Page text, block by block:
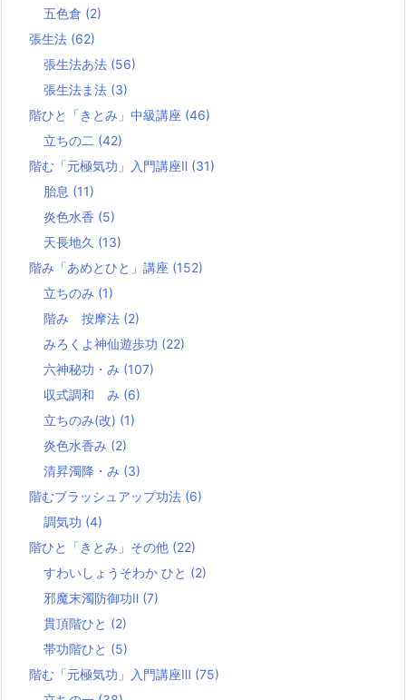
五色倉 (2)
張生法 (62)
張生法あ法 (56)
張生法ま法 (3)
階ひと「きとみ」中級講座 (46)
立ちの二 (42)
階む「元極気功」入門講座Ⅱ (31)
胎息 (11)
炎色水香 (5)
天長地久 (13)
階み「あめとひと」講座 (152)
立ちのみ (1)
階み 按摩法 (2)
みろくよ神仙遊歩功 (22)
六神秘功・み (107)
収式調和 み (6)
立ちのみ(改) (1)
炎色水香み (2)
清昇濁降・み (3)
階むブラッシュアップ功法 (6)
調気功 (4)
階ひと「きとみ」その他 (22)
すわいしょうそわか ひと (2)
邪魔末濁防御功Ⅱ (7)
貫頂階ひと (2)
帯功階ひと (5)
階む「元極気功」入門講座Ⅲ (75)